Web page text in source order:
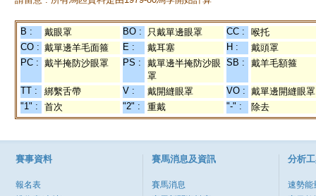
B : 戴眼罩 BO : 只戴單邊眼罩 CC :
喉托
CO : 戴單邊羊毛面箍 E : 戴耳塞 H :
戴頭罩
PC : 戴半掩防沙眼罩 PS :
戴單邊半掩防沙眼
罩
SB : 戴羊毛額箍
TT : 綁繫舌帶 V : 戴開縫眼罩 VO : 戴單邊開縫眼罩
"1" :
首次 "2" : 重戴 "-" : 除去
賽事資料
報名表
賽馬消息及資訊
賽馬消息
分析
速勢能